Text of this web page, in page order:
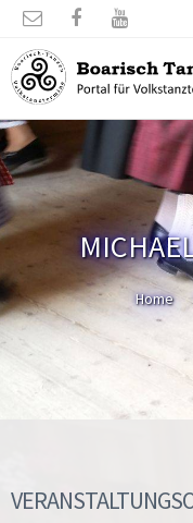
  
Home